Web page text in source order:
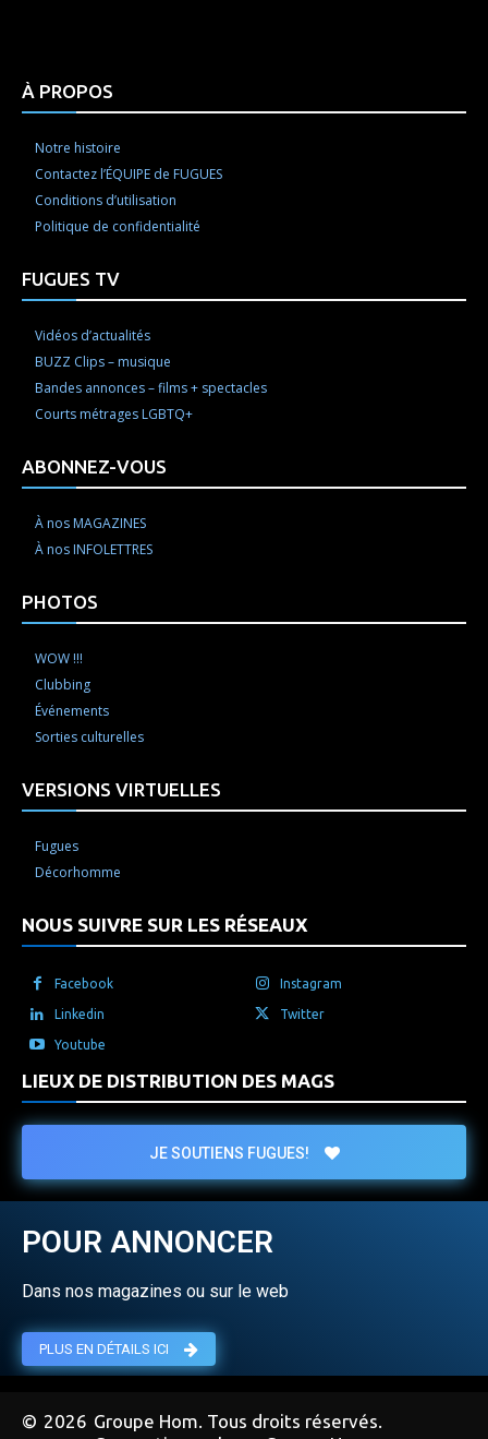
À PROPOS
Notre histoire
Contactez l’ÉQUIPE de FUGUES
Conditions d’utilisation
Politique de confidentialité
FUGUES TV
Vidéos d’actualités
BUZZ Clips – musique
Bandes annonces – films + spectacles
Courts métrages LGBTQ+
ABONNEZ-VOUS
À nos MAGAZINES
À nos INFOLETTRES
PHOTOS
WOW !!!
Clubbing
Événements
Sorties culturelles
VERSIONS VIRTUELLES
Fugues
Décorhomme
NOUS SUIVRE SUR LES RÉSEAUX
Facebook Instagram
Linkedin Twitter
Youtube
LIEUX DE DISTRIBUTION DES MAGS
JE SOUTIENS FUGUES!
POUR ANNONCER
Dans nos magazines ou sur le web
PLUS EN DÉTAILS ICI
© 2026 Groupe Hom. Tous droits réservés.